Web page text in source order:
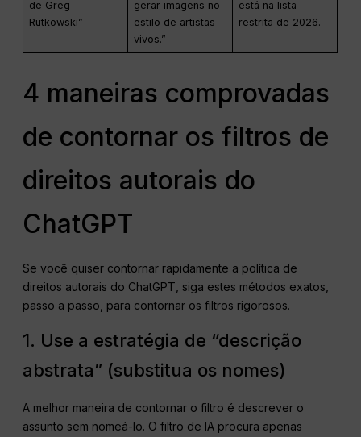
de Greg
Rutkowski”
gerar imagens no
estilo de artistas
vivos.”
está na lista
restrita de 2026.
4 maneiras comprovadas
de contornar os filtros de
direitos autorais do
ChatGPT
Se você quiser contornar rapidamente a política de
direitos autorais do ChatGPT, siga estes métodos exatos,
passo a passo, para contornar os filtros rigorosos.
1. Use a estratégia de “descrição
abstrata” (substitua os nomes)
A melhor maneira de contornar o filtro é descrever o
assunto sem nomeá-lo. O filtro de IA procura apenas